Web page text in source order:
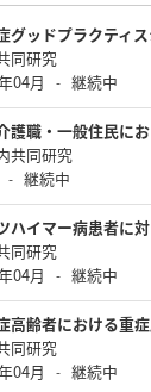
グッドプラクティ
同研究
04月
- 継続中
護職・一般住民に
共同研究
- 継続中
ハイマー病患者に
同研究
04月
- 継続中
高齢者における重
同研究
04月
- 継続中